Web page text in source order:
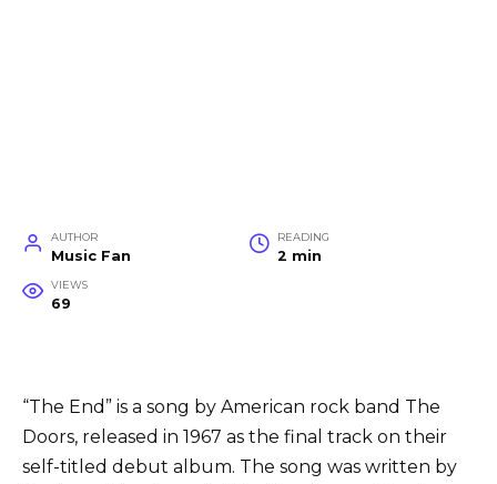
AUTHOR
Music Fan
READING
2 min
VIEWS
69
“The End” is a song by American rock band The
Doors, released in 1967 as the final track on their
self-titled debut album. The song was written by